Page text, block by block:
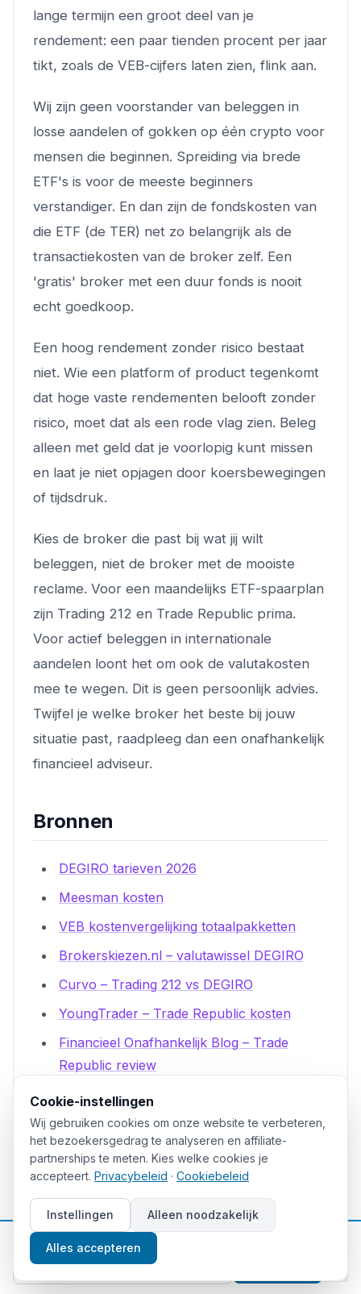
lange termijn een groot deel van je
rendement: een paar tienden procent per jaar
tikt, zoals de VEB-cijfers laten zien, flink aan.
Wij zijn geen voorstander van beleggen in
losse aandelen of gokken op één crypto voor
mensen die beginnen. Spreiding via brede
ETF's is voor de meeste beginners
verstandiger. En dan zijn de fondskosten van
die ETF (de TER) net zo belangrijk als de
transactiekosten van de broker zelf. Een
'gratis' broker met een duur fonds is nooit
echt goedkoop.
Een hoog rendement zonder risico bestaat
niet. Wie een platform of product tegenkomt
dat hoge vaste rendementen belooft zonder
risico, moet dat als een rode vlag zien. Beleg
alleen met geld dat je voorlopig kunt missen
en laat je niet opjagen door koersbewegingen
of tijdsdruk.
Kies de broker die past bij wat jij wilt
beleggen, niet de broker met de mooiste
reclame. Voor een maandelijks ETF-spaarplan
zijn Trading 212 en Trade Republic prima.
Voor actief beleggen in internationale
aandelen loont het om ook de valutakosten
mee te wegen. Dit is geen persoonlijk advies.
Twijfel je welke broker het beste bij jouw
situatie past, raadpleeg dan een onafhankelijk
financieel adviseur.
Bronnen
DEGIRO tarieven 2026
Meesman kosten
VEB kostenvergelijking totaalpakketten
Brokerskiezen.nl – valutawissel DEGIRO
Curvo – Trading 212 vs DEGIRO
YoungTrader – Trade Republic kosten
Financieel Onafhankelijk Blog – Trade
Republic review
Brokersgids.nl – DEGIRO kosten uitgelegd
BankingClub – PFOF-verbod 1 juli 2026
DAS INVESTMENT – Trade Republic PFOF
nieuw model
TradingView – PFOF ban neobrokers
Europa
Veelgestelde vragen
Cookie-instellingen
Wij gebruiken cookies om onze website te verbeteren,
het bezoekersgedrag te analyseren en affiliate-
partnerships te meten. Kies welke cookies je
accepteert. Privacybeleid · Cookiebeleid
Instellingen Alleen noodzakelijk
Alles accepteren
📈 Gratis beleggingstips